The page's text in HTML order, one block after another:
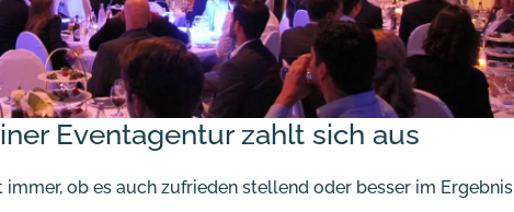
Eventagentur zahlt sich aus
immer, ob es auch zufrieden stellend oder besser im Ergebnis